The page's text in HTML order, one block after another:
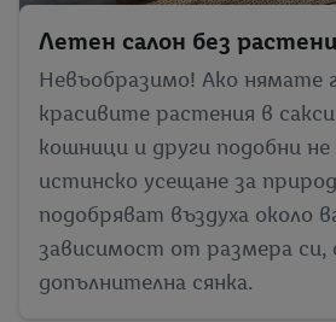
Летен салон без
Невъобразимо! Ако нямате
красивите растения в
кошници и други подобни
истинско усещане за
подобряват въздуха около
зависимост от размера си,
допълнителна сянка.